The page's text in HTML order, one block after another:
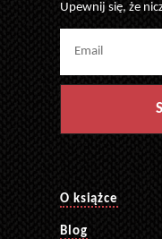
Upewnij się, że
O książce
Blog